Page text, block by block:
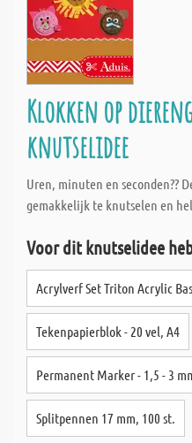
Klokken op
knutselidee
Uren, minuten en seconden??
gemakkelijk te knutselen en
Voor dit knutselidee
Acrylverf Set Triton Acrylic
Tekenpapierblok - 20 vel, A4
Permanent Marker - 1,5 - 3
Splitpennen 17 mm, 100 st.